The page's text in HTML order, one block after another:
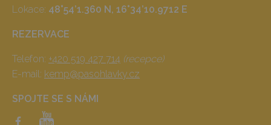
Lokace: 48°54’1.360 N, 16°34’10.9712 E
REZERVACE
Telefon: +420 519 427 714 (recepce)
E-mail: kemp@pasohlavky.cz
SPOJTE SE S NÁMI